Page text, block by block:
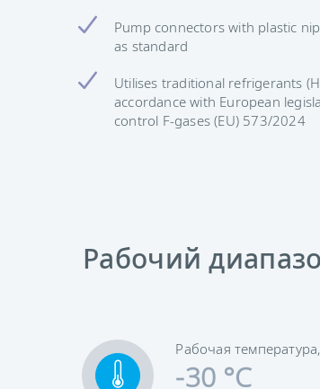
Pump connectors with plastic
as standard
Utilises traditional refrigerants
accordance with European
control F-gases (EU) 573/2024
Рабочий
Рабочая
-30 °C